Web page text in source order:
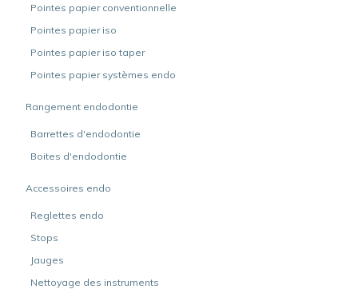
Pointes papier conventionnelle
Pointes papier iso
Pointes papier iso taper
Pointes papier systèmes endo
Rangement endodontie
Barrettes d'endodontie
Boites d'endodontie
Accessoires endo
Reglettes endo
Stops
Jauges
Nettoyage des instruments